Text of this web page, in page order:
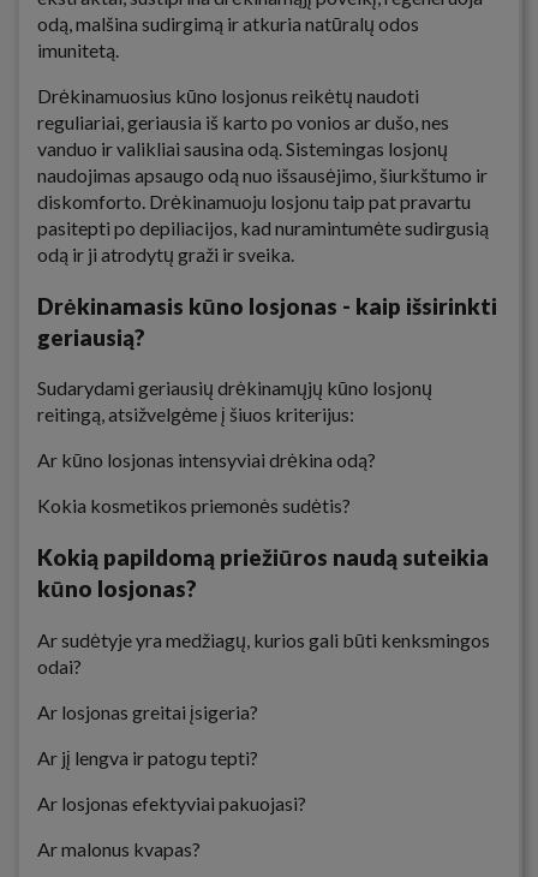
odą, malšina sudirgimą ir atkuria natūralų odos
imunitetą.
Drėkinamuosius kūno losjonus reikėtų naudoti
reguliariai, geriausia iš karto po vonios ar dušo, nes
vanduo ir valikliai sausina odą. Sistemingas losjonų
naudojimas apsaugo odą nuo išsausėjimo, šiurkštumo ir
diskomforto. Drėkinamuoju losjonu taip pat pravartu
pasitepti po depiliacijos, kad nuramintumėte sudirgusią
odą ir ji atrodytų graži ir sveika.
Drėkinamasis kūno losjonas - kaip išsirinkti
geriausią?
Sudarydami geriausių drėkinamųjų kūno losjonų
reitingą, atsižvelgėme į šiuos kriterijus:
Ar kūno losjonas intensyviai drėkina odą?
Kokia kosmetikos priemonės sudėtis?
Kokią papildomą priežiūros naudą suteikia
kūno losjonas?
Ar sudėtyje yra medžiagų, kurios gali būti kenksmingos
odai?
Ar losjonas greitai įsigeria?
Ar jį lengva ir patogu tepti?
Ar losjonas efektyviai pakuojasi?
Ar malonus kvapas?